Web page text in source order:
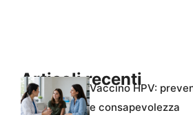
Articoli recenti
Vaccino HPV:
e consapevolezza